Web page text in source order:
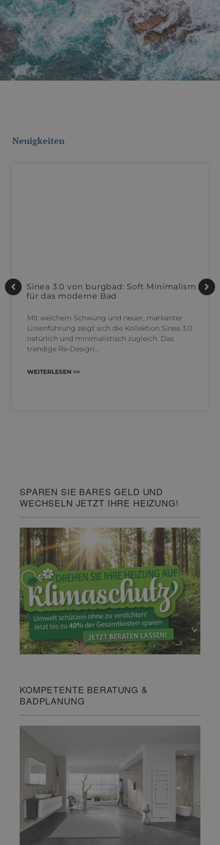
Neuigkeiten
Sinea 3.0 von burgbad: Soft Minimalism
für das moderne Bad
Mit weichem Schwung und neuer, markanter
Linienführung zeigt sich die Kollektion Sinea 3.0
natürlich und minimalistisch zugleich. Das
trendige Re-Design…
WEITERLESEN >>
SPAREN SIE BARES GELD UND
WECHSELN JETZT IHRE HEIZUNG!
KOMPETENTE BERATUNG &
BADPLANUNG